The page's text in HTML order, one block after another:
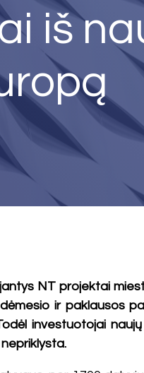
iš
NT projektai
ir paklausos
investuotojai